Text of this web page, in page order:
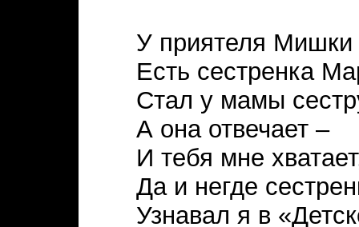
У приятеля Мишки
Есть сестренка
Стал у мамы
А она отвечает –
И тебя мне
Да и негде
Узнавал я в